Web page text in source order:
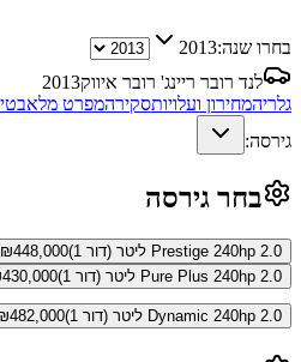
בחרו שנה:2013
לנד רובר ריינג' רובר איווק2013
גלריהמחירון ועלויותסקירהמפרט מלא
גירסה:
בחר גירסה
Prestige 240hp 2.0 ליטר (דור 1) ₪448,000
Pure Plus 240hp 2.0 ליטר (דור 1)
430,000
Dynamic 240hp 2.0 ליטר (דור 1) 482,000